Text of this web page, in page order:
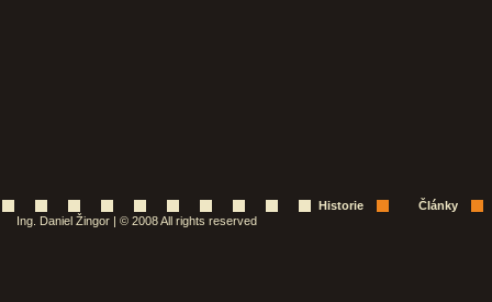
Historie
Články
Ing. Daniel Žingor | © 2008 All rights reserved